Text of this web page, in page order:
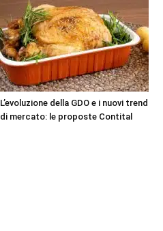
L’evoluzione della GDO e i nuovi trend
di mercato: le proposte Contital